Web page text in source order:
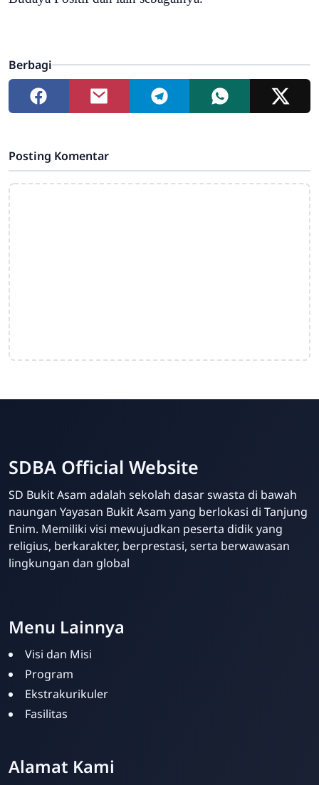
Berbagi
Posting Komentar
SDBA Official Website
SD Bukit Asam adalah sekolah dasar swasta di bawah
naungan Yayasan Bukit Asam yang berlokasi di Tanjung
Enim. Memiliki visi mewujudkan peserta didik yang
religius, berkarakter, berprestasi, serta berwawasan
lingkungan dan global
Menu Lainnya
Visi dan Misi
Program
Ekstrakurikuler
Fasilitas
Alamat Kami